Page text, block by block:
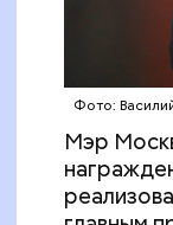
Фото:
Мэр
Школа